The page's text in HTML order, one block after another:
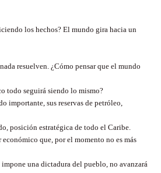
los hechos? El mundo gira hacia un
resuelven. ¿Cómo pensar que el mundo
todo seguirá siendo lo mismo?
importante, sus reservas de petróleo,
posición estratégica de todo el Caribe.
que, por el momento no es más
una dictadura del pueblo, no avanzará